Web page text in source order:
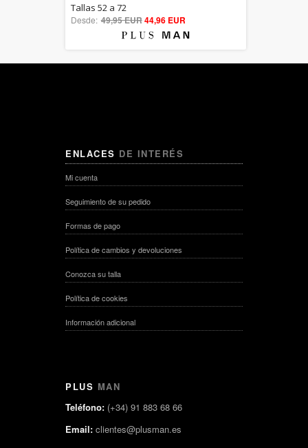
out of 5
Tallas 52 a 72
Desde: 49,95 EUR44,96 EUR
ENLACES DE INTERÉS
Mi cuenta
Seguimiento de su pedido
Formas de pago
Política de cambios y devoluciones
Conozca su talla
Política de cookies
Información adicional
PLUS MAN
Teléfono: (+34) 91 883 68 66
Email: clientes@plusman.es